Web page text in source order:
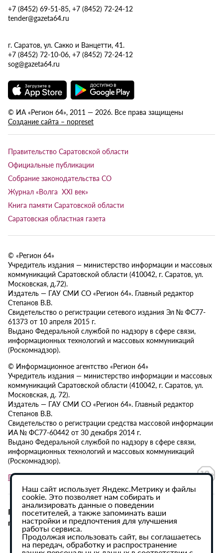
+7 (8452) 69-51-85, +7 (8452) 72-24-12
tender@gazeta64.ru
г. Саратов, ул. Сакко и Ванцетти, 41.
+7 (8452) 72-10-06, +7 (8452) 72-24-12
sog@gazeta64.ru
© ИА «Регион 64», 2011 — 2026. Все права защищены
Создание сайта – nopreset
Правительство Саратовской области
Официальные публикации
Собрание законодательства СО
Журнал «Волга XXI век»
Книга памяти Саратовской области
Саратовская областная газета
© «Регион 64»
Учредитель издания — министерство информации и массовых
коммуникаций Саратовской области (410042, г. Саратов, ул.
Московская, д.72).
Издатель — ГАУ СМИ СО «Регион 64». Главный редактор
Степанов В.В.
Свидетельство о регистрации сетевого издания Эл № ФС77-
61373 от 10 апреля 2015 г.
Выдано Федеральной службой по надзору в сфере связи,
информационных технологий и массовых коммуникаций
(Роскомнадзор).
© Информационное агентство «Регион 64»
Учредитель издания — министерство информации и массовых
коммуникаций Саратовской области (410042, г. Саратов, ул.
Московская, д. 72).
Издатель — ГАУ СМИ СО «Регион 64». Главный редактор
Степанов В.В.
Свидетельство о регистрации средства массовой информации
ИА № ФС77-60442 от 30 декабря 2014 г.
Выдано Федеральной службой по надзору в сфере связи,
информационных технологий и массовых коммуникаций
(Роскомнадзор).
Политика в отношении обработки персональных данных
При использовании материалов сайта активная
гиперссылка на ИА «Регион 64» обязательна.
Наш сайт использует Яндекс.Метрику и файлы
cookie. Это позволяет нам собирать и
анализировать данные о поведении
посетителей, а также запоминать ваши
настройки и предпочтения для улучшения
работы сервиса.
Продолжая использовать сайт, вы соглашаетесь
на передач, обработку и распространение